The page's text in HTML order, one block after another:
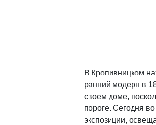
В Кропивницком
ранний модерн в
своем доме,
пороге. Сегодня
экспозиции,